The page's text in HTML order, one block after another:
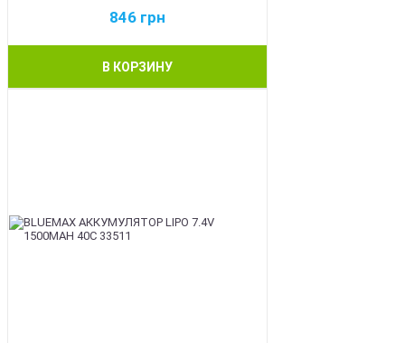
846 грн
В КОРЗИНУ